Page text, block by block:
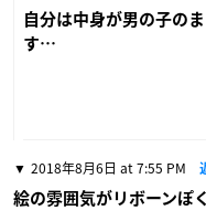
自分は中身が男の子の
す…
2018年8月6日 at 7:55 PM
絵の雰囲気がリボーンぽ